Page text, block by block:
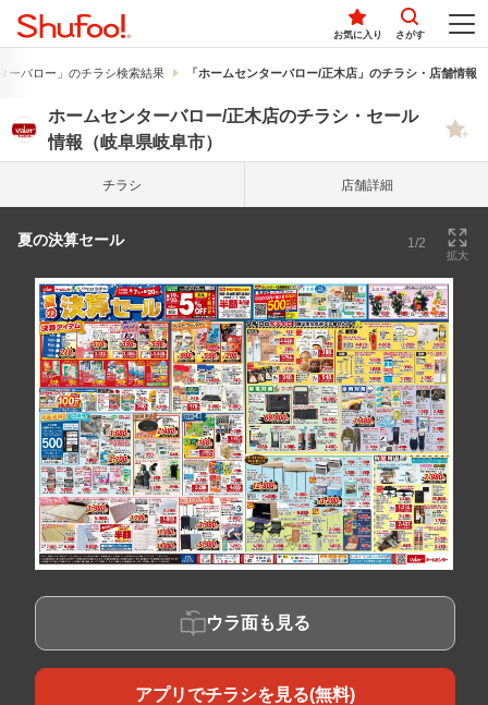
お気に入り さがす
ーバロー」のチラシ検索結果 「ホームセンターバロー/正木店」のチラシ・店舗情報
ホームセンターバロー/正木店のチラシ・セール
情報（岐阜県岐阜市）
チラシ 店舗詳細
夏の決算セール 1/2
拡大
ウラ面も見る
アプリでチラシを見る(無料)